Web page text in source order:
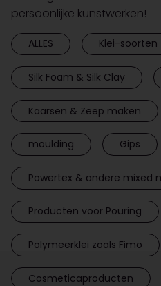
persoonlijke kunstwerken!
ALLES Klei-soorten
Silk Foam & Silk Clay
Kaarsen & Zeep maken
moulding Gips
Powertex & andere mixed
Producten voor Pouring
Polymeerklei zoals Fimo
Cosmeticaproducten